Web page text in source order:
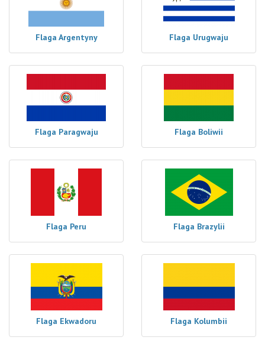
Flaga Argentyny Flaga Urugwaju
Flaga Paragwaju Flaga Boliwii
Flaga Peru Flaga Brazylii
Flaga Ekwadoru Flaga Kolumbii